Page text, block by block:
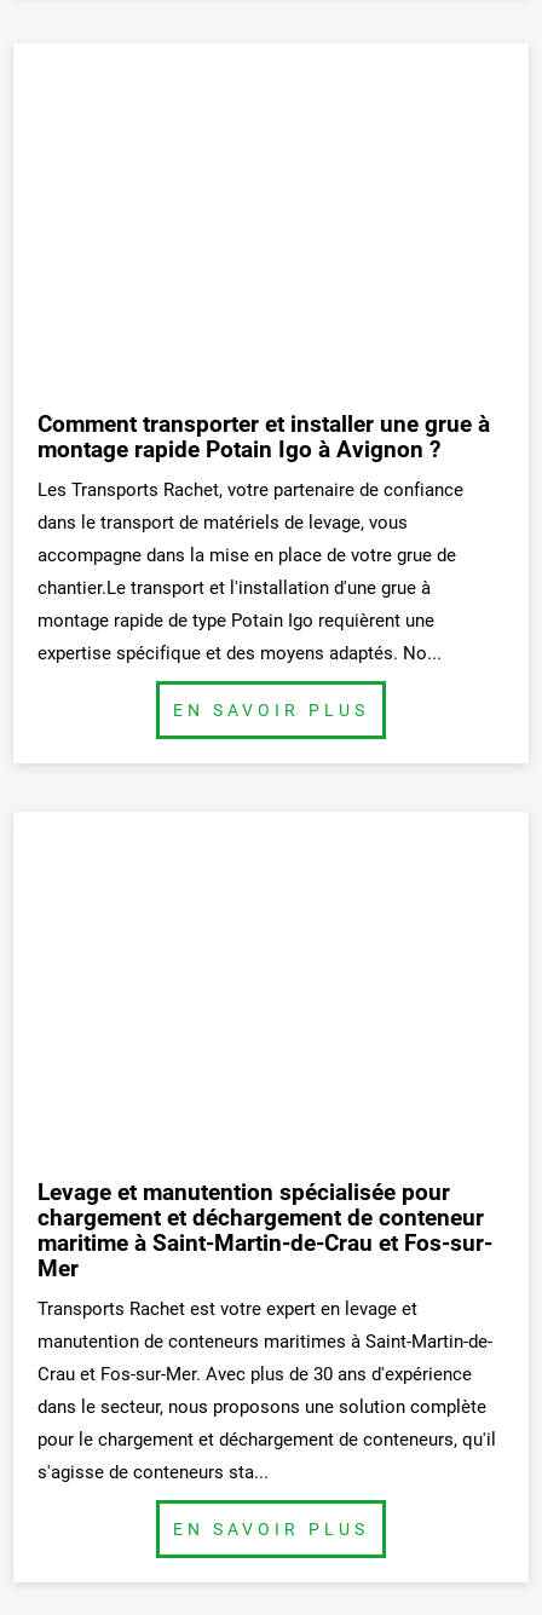
Comment transporter et installer une grue à
montage rapide Potain Igo à Avignon ?
Les Transports Rachet, votre partenaire de confiance
dans le transport de matériels de levage, vous
accompagne dans la mise en place de votre grue de
chantier.Le transport et l'installation d'une grue à
montage rapide de type Potain Igo requièrent une
expertise spécifique et des moyens adaptés. No...
BUTTON
Levage et manutention spécialisée pour
chargement et déchargement de conteneur
maritime à Saint-Martin-de-Crau et Fos-sur-
Mer
Transports Rachet est votre expert en levage et
manutention de conteneurs maritimes à Saint-Martin-de-
Crau et Fos-sur-Mer. Avec plus de 30 ans d'expérience
dans le secteur, nous proposons une solution complète
pour le chargement et déchargement de conteneurs, qu'il
s'agisse de conteneurs sta...
BUTTON